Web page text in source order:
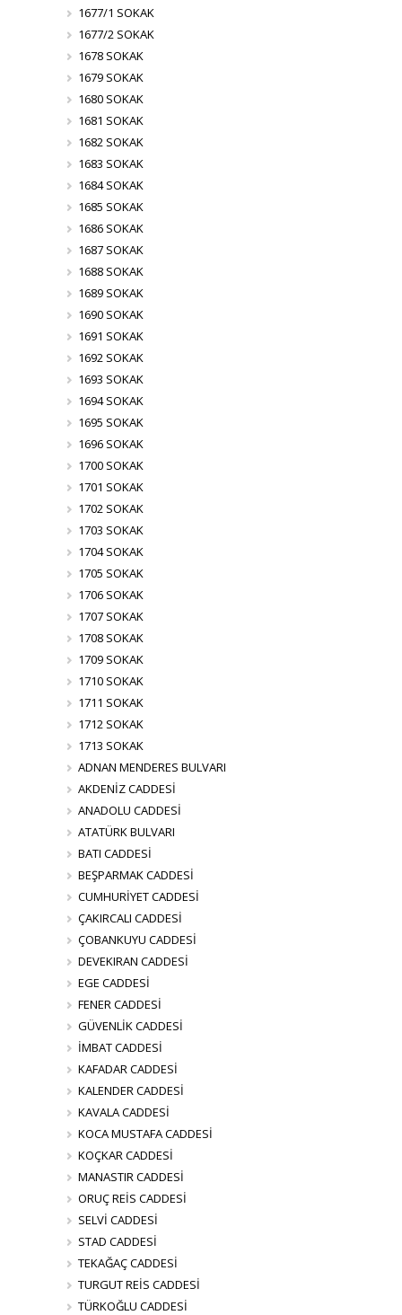
1677/1 SOKAK
1677/2 SOKAK
1678 SOKAK
1679 SOKAK
1680 SOKAK
1681 SOKAK
1682 SOKAK
1683 SOKAK
1684 SOKAK
1685 SOKAK
1686 SOKAK
1687 SOKAK
1688 SOKAK
1689 SOKAK
1690 SOKAK
1691 SOKAK
1692 SOKAK
1693 SOKAK
1694 SOKAK
1695 SOKAK
1696 SOKAK
1700 SOKAK
1701 SOKAK
1702 SOKAK
1703 SOKAK
1704 SOKAK
1705 SOKAK
1706 SOKAK
1707 SOKAK
1708 SOKAK
1709 SOKAK
1710 SOKAK
1711 SOKAK
1712 SOKAK
1713 SOKAK
ADNAN MENDERES BULVARI
AKDENİZ CADDESİ
ANADOLU CADDESİ
ATATÜRK BULVARI
BATI CADDESİ
BEŞPARMAK CADDESİ
CUMHURİYET CADDESİ
ÇAKIRCALI CADDESİ
ÇOBANKUYU CADDESİ
DEVEKIRAN CADDESİ
EGE CADDESİ
FENER CADDESİ
GÜVENLİK CADDESİ
İMBAT CADDESİ
KAFADAR CADDESİ
KALENDER CADDESİ
KAVALA CADDESİ
KOCA MUSTAFA CADDESİ
KOÇKAR CADDESİ
MANASTIR CADDESİ
ORUÇ REİS CADDESİ
SELVİ CADDESİ
STAD CADDESİ
TEKAĞAÇ CADDESİ
TURGUT REİS CADDESİ
TÜRKOĞLU CADDESİ